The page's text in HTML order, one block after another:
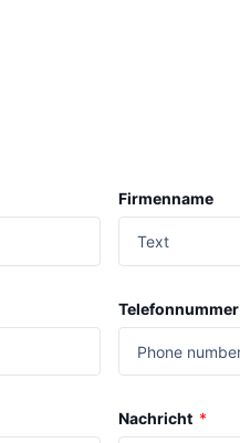
Firmenname
Telefonnummer
Nachricht *